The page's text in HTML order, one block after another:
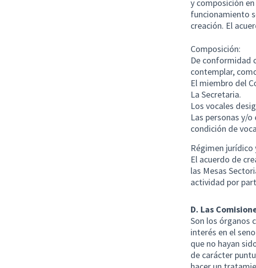
y composición
funcionamiento
creación. El
Composición:
De conformidad
contemplar,
El miembro del
La Secretaria.
Los vocales
Las personas y/
condición de
Régimen
El acuerdo de
las Mesas
actividad por
D. Las
Son los órganos
interés en el
que no hayan
de carácter